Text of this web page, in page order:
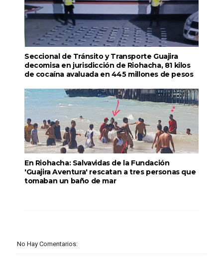
Seccional de Tránsito y Transporte Guajira
decomisa en jurisdicción de Riohacha, 81 kilos
de cocaína avaluada en 445 millones de pesos
En Riohacha: Salvavidas de la Fundación
'Guajira Aventura' rescatan a tres personas que
tomaban un baño de mar
No Hay Comentarios: